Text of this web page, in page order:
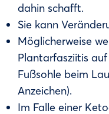
dahin schafft.
Sie kann
Möglicherweise
Plantarfasziitis
Fußsohle beim
Anzeichen).
Im Falle einer